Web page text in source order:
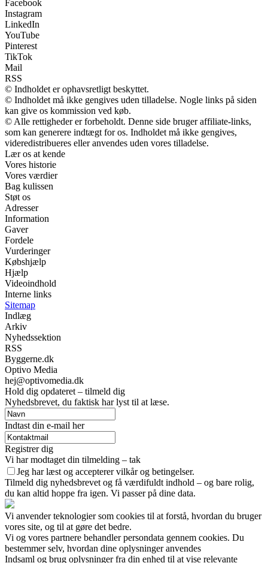
Facebook
Instagram
LinkedIn
YouTube
Pinterest
TikTok
Mail
RSS
© Indholdet er ophavsretligt beskyttet.
© Indholdet må ikke gengives uden tilladelse. Nogle links på siden
kan give os kommission ved køb.
© Alle rettigheder er forbeholdt. Denne side bruger affiliate-links,
som kan generere indtægt for os. Indholdet må ikke gengives,
videredistribueres eller anvendes uden vores tilladelse.
Lær os at kende
Vores historie
Vores værdier
Bag kulissen
Støt os
Adresser
Information
Gaver
Fordele
Vurderinger
Købshjælp
Hjælp
Videoindhold
Interne links
Sitemap
Indlæg
Arkiv
Nyhedssektion
RSS
Byggerne.dk
Optivo Media
hej@optivomedia.dk
Hold dig opdateret – tilmeld dig
Nyhedsbrevet, du faktisk har lyst til at læse.
Indtast din e-mail her
Registrer dig
Vi har modtaget din tilmelding – tak
Jeg har læst og accepterer vilkår og betingelser.
Tilmeld dig nyhedsbrevet og få værdifuldt indhold – og bare rolig,
du kan altid hoppe fra igen. Vi passer på dine data.
Vi anvender teknologier som cookies til at forstå, hvordan du bruger
vores site, og til at gøre det bedre.
Vi og vores partnere behandler persondata gennem cookies. Du
bestemmer selv, hvordan dine oplysninger anvendes
Indsaml og brug oplysninger fra din enhed til at vise relevante